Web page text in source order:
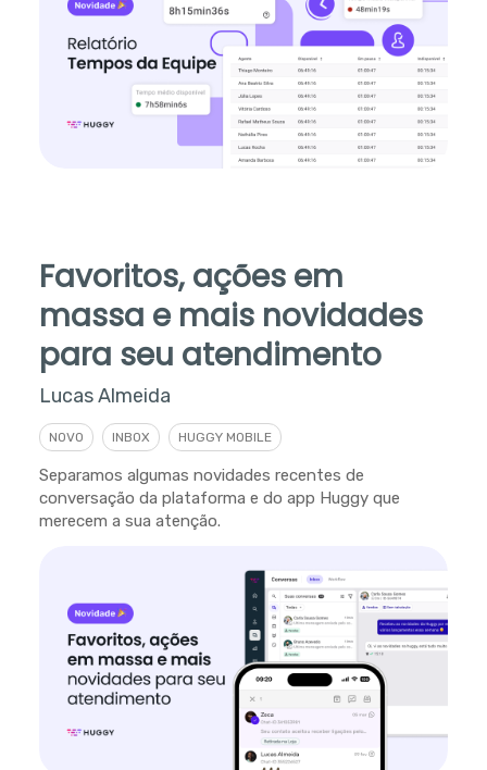
Favoritos, ações em
massa e mais novidades
para seu atendimento
Lucas Almeida
NOVO INBOX HUGGY MOBILE
Separamos algumas novidades recentes de
conversação da plataforma e do app Huggy que
merecem a sua atenção.